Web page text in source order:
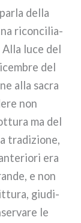
del­la
ricon­ci­lia­
luce del
del
alla sacra
non
ma del
tra­di­zio­ne,
era
e non
giu­di­
le